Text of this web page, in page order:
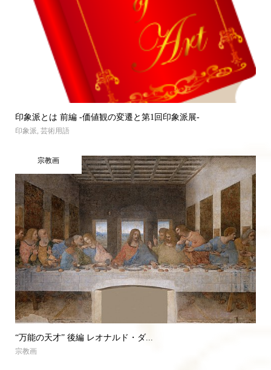
印象派とは 前編 -価値観の変遷と第1回印象派展-
印象派, 芸術用語
宗教画
“万能の天才” 後編 レオナルド・ダ...
宗教画